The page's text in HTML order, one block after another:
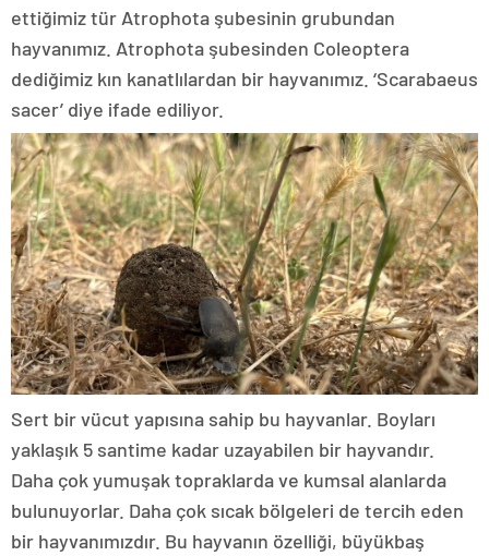
ettiğimiz tür Atrophota şubesinin grubundan
hayvanımız. Atrophota şubesinden Coleoptera
dediğimiz kın kanatlılardan bir hayvanımız. ‘Scarabaeus
sacer’ diye ifade ediliyor.
Sert bir vücut yapısına sahip bu hayvanlar. Boyları
yaklaşık 5 santime kadar uzayabilen bir hayvandır.
Daha çok yumuşak topraklarda ve kumsal alanlarda
bulunuyorlar. Daha çok sıcak bölgeleri de tercih eden
bir hayvanımızdır. Bu hayvanın özelliği, büyükbaş